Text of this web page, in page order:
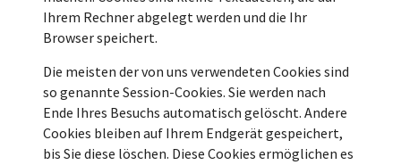
Ihrem Rechner abgelegt werden und die Ihr
Browser speichert.
Die meisten der von uns verwendeten Cookies sind
so genannte Session-Cookies. Sie werden nach
Ende Ihres Besuchs automatisch gelöscht. Andere
Cookies bleiben auf Ihrem Endgerät gespeichert,
bis Sie diese löschen. Diese Cookies ermöglichen es